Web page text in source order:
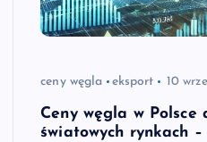
ceny węgla eksport 10
Ceny węgla w Polsce
światowych rynkach